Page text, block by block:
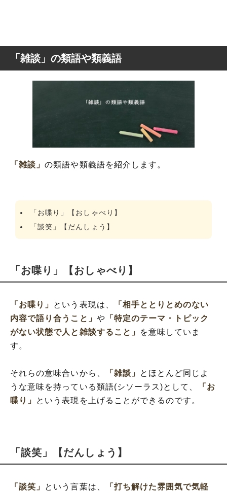
「雑談」の類語や類義語
「雑談」の類語や類義語を紹介します。
「お喋り」【おしゃべり】
「談笑」【だんしょう】
「お喋り」【おしゃべり】
「お喋り」 という表現は、
「相手ととりとめのない
内容で語り合うこと」 や 「特定のテーマ・トピック
がない状態で人と雑談すること」
を意味していま
す。
それらの意味合いから、 「雑談」
とほとんど同じよ
うな意味を持っている類語(シソーラス)として、
「お
喋り」
という表現を上げることができるのです。
「談笑」【だんしょう】
「談笑」 という言葉は、 「打ち解けた雰囲気で気軽